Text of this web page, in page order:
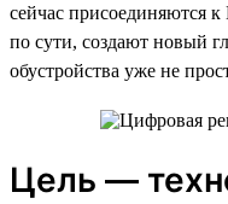
сейчас присоединяются
по сути, создают новый
обустройства уже не
Цель —